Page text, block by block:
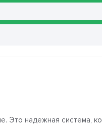
Это надежная система,